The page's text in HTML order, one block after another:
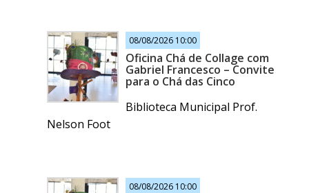
08/08/2026 10:00
Oficina Chá de Collage com
Gabriel Francesco – Convite
para o Chá das Cinco
Biblioteca Municipal Prof.
Nelson Foot
08/08/2026 10:00